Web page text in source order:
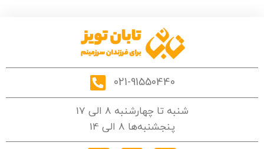
021-91550440
شنبه تا چهارشنبه 8 الی 17
پنجشنبه‌ها 8 الی 14